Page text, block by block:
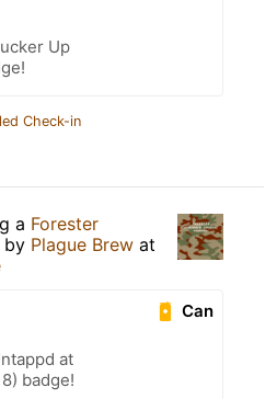
Up
Check-in
a Forester
by Plague Brew at
Can
at
badge!